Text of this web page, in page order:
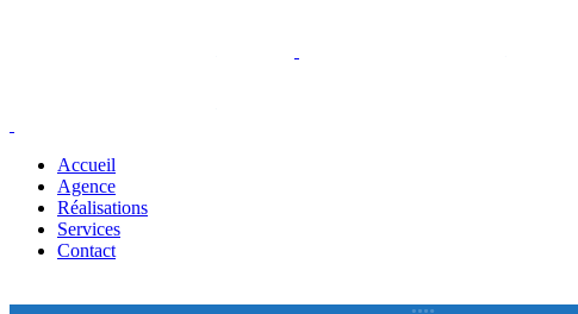
Accueil
Agence
Réalisations
Services
Contact